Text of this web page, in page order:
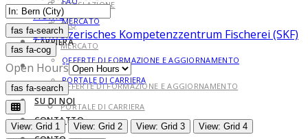
MERCATO
CARRIERA
OFFERTE DI FORMAZIONE E AGGIORNAMENTO
PORTALE DI CARRIERA
SU DI NOI
CONTATTO
LEGISLAZIONE
FAQ
MERCATO
CARRIERA
OFFERTE DI FORMAZIONE E AGGIORNAMENTO
PORTALE DI CARRIERA
SU DI NOI
Home
Schweizerisches Kompetenzzentrum Fischerei (SKF)
fas fa-searchfas fa-search
fas fa-cog
Open Hours
fas fa-searchfas fa-search
View: Grid 1 View: Grid 2 View: Grid 3
View: Grid 4